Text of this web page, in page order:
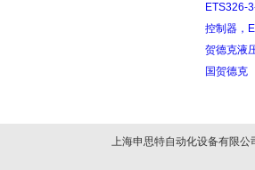
ETS326-
控制器，
贺德克液
国贺德克
上海申思特自动化设备有限